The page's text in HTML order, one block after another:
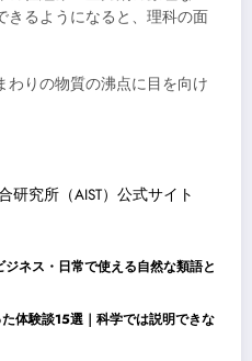
きるようになると、理科の面
わりの物質の沸点に目を向け
研究所（AIST）公式サイト
ネス・日常で使える自然な類語と
体験談15選｜科学では説明できな